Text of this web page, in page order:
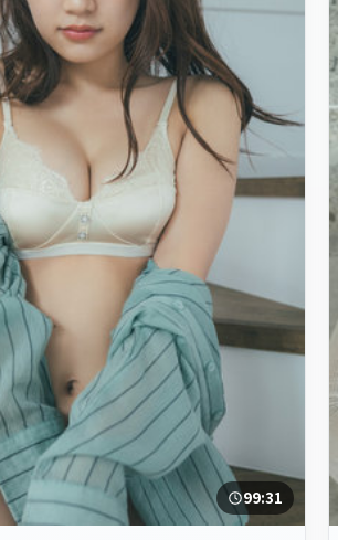
99:31